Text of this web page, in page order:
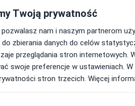
Mapa
200 zł
Umawianie
Twoją prywatność
nam i naszym partnerom
zbierania danych do celów
przeglądania stron internetowych.
swoje preferencje w ustawieniach.
stron trzecich. Więcej